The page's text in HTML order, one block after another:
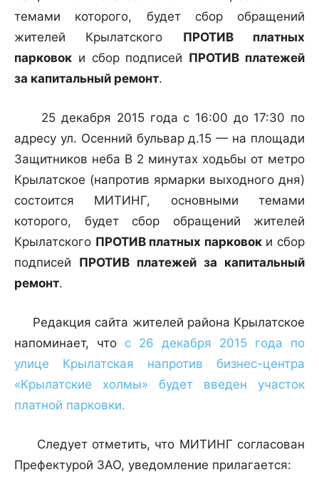
темами которого, будет сбор обращений
жителей Крылатского ПРОТИВ платных
парковок и сбор подписей ПРОТИВ платежей
за капитальный ремонт.
25 декабря 2015 года с 16:00 до 17:30 по
адресу ул. Осенний бульвар д.15 — на площади
Защитников неба В 2 минутах ходьбы от метро
Крылатское (напротив ярмарки выходного дня)
состоится МИТИНГ, основными темами
которого, будет сбор обращений жителей
Крылатского ПРОТИВ платных парковоки сбор
подписей ПРОТИВ платежей за капитальный
ремонт.
Редакция сайта жителей района Крылатское
напоминает, что с 26 декабря 2015 года по
улице Крылатская напротив бизнес-центра
«Крылатские холмы» будет введен участок
платной парковки.
Следует отметить, что МИТИНГ согласован
Префектурой ЗАО, уведомление прилагается: